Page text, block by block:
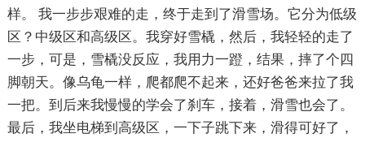
样。 我一步步艰难的走，终于走到了滑雪场。它分为低级
区？中级区和高级区。我穿好雪橇，然后，我轻轻的走了
一步，可是，雪橇没反应，我用力一蹬，结果，摔了个四
脚朝天。像乌龟一样，爬都爬不起来，还好爸爸来拉了我
一把。到后来我慢慢的学会了刹车，接着，滑雪也会了。
最后，我坐电梯到高级区，一下子跳下来，滑得可好了，